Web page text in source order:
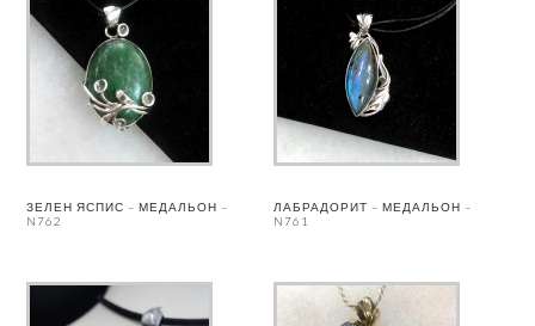
ЗЕЛЕН ЯСПИС – МЕДАЛЬОН –
N762
ЛАБРАДОРИТ – МЕДАЛЬОН –
N761